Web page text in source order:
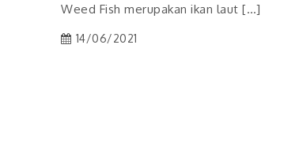
Weed Fish merupakan ikan laut […]
14/06/2021